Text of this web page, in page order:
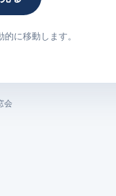
に移動します。
会